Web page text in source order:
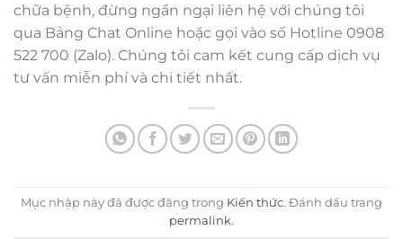
chữa bệnh, đừng ngần ngại liên hệ với chúng tôi
qua Bảng Chat Online hoặc gọi vào số Hotline 0908
522 700 (Zalo). Chúng tôi cam kết cung cấp dịch vụ
tư vấn miễn phí và chi tiết nhất.
Mục nhập này đã được đăng trong Kiến thức. Đánh dấu trang
permalink.